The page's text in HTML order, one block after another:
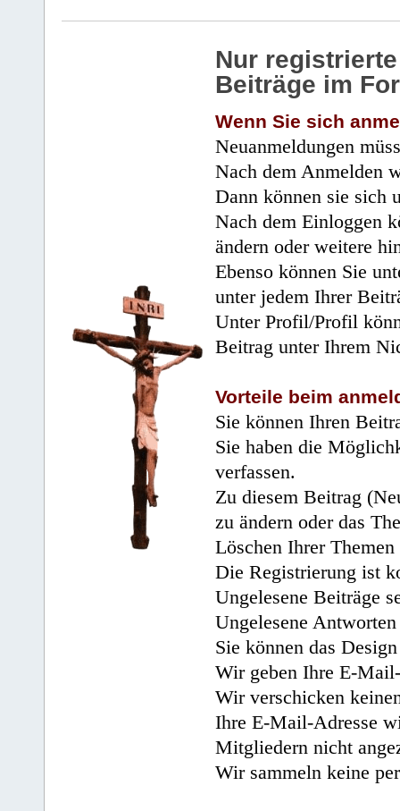
Nur
Beiträge im
Wenn Sie sich
Neuanmeldungen
Nach dem Anmelden
Dann können sie sich
Nach dem Einloggen
ändern oder weitere
Ebenso können Sie
unter jedem Ihrer
Unter Profil/Profil
Beitrag unter Ihrem
Vorteile beim
Sie können Ihren
Sie haben die
verfassen.
Zu diesem Beitrag
zu ändern oder das
Löschen Ihrer
Die Registrierung ist
Ungelesene Beiträge
Ungelesene
Sie können das
Wir geben Ihre E-
Wir verschicken
Ihre E-Mail-Adresse
Mitgliedern nicht
Wir sammeln keine